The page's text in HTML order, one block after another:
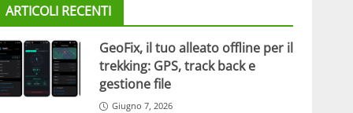
ARTICOLI RECENTI
GeoFix, il tuo alleato offline per il
trekking: GPS, track back e
gestione file
Giugno 7, 2026